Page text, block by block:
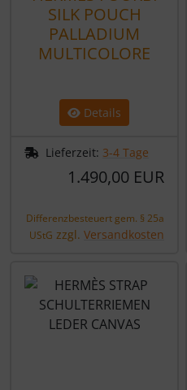
SILK POUCH
PALLADIUM
MULTICOLORE
Details
Lieferzeit: 3-4 Tage
1.490,00 EUR
Differenzbesteuert gem. § 25a
UStG zzgl. Versandkosten